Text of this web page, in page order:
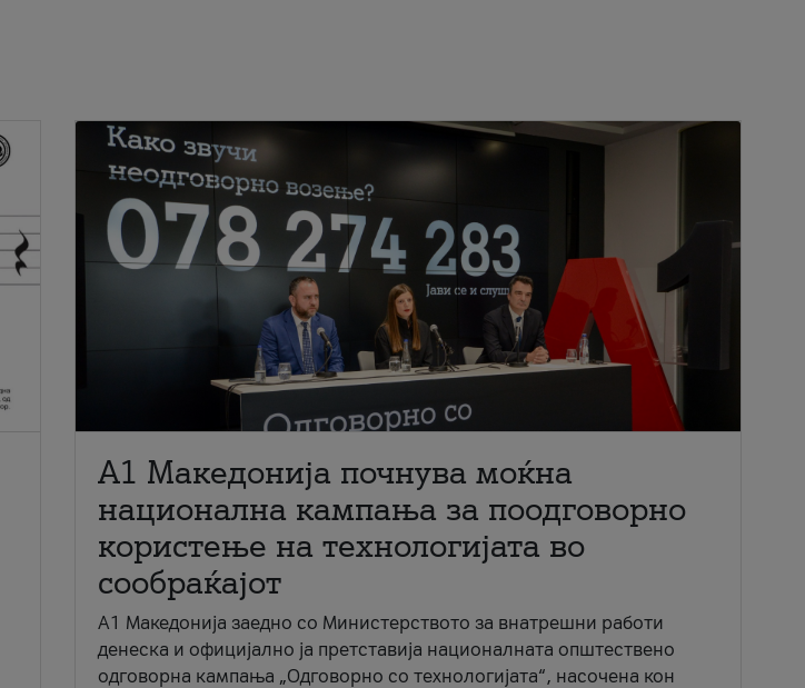
A1 Македонија почнува моќна
национална кампања за поодговорно
користење на технологијата во
сообраќајот
A1 Македонија заедно со Министерството за внатрешни работи
денеска и официјално ја претставија националната општествено
одговорна кампања „Одговорно со технологијата“, насочена кон